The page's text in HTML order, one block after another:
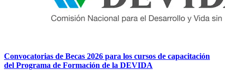
Convocatorias de Becas 2026 para los cursos de capacitación
del Programa de Formación de la DEVIDA